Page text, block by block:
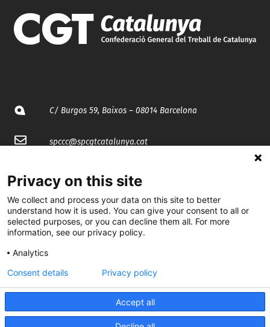
C/ Burgos 59, Baixos – 08014 Barcelona
spccc@spcgtcatalunya.cat
@CGTCatalunya
cgtcatalunya
CGTCatalunya
cgtcatalunya
Privacy on this site
We collect and process your data on this site to better
understand how it is used. You can give your consent to all or
selected purposes, or you can decline them all. For more
information, see our privacy policy.
Analytics
Accept all
Consent details Privacy policy